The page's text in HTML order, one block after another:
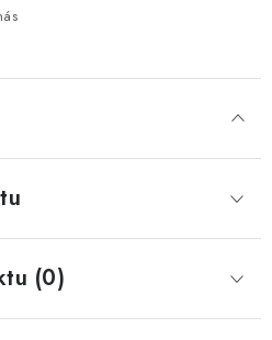
(0)